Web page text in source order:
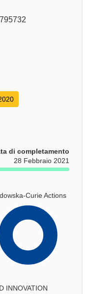
di completamento
28 Febbraio 2021
Curie Actions
INNOVATION